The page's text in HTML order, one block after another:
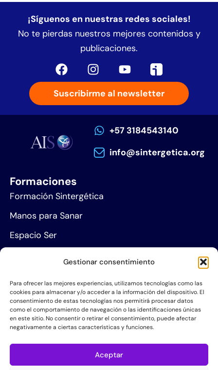
Gestionar consentimiento
Para ofrecer las mejores experiencias, utilizamos tecnologías como las
cookies para almacenar y/o acceder a la información del dispositivo. El
consentimiento de estas tecnologías nos permitirá procesar datos
como el comportamiento de navegación o las identificaciones únicas
en este sitio. No consentir o retirar el consentimiento, puede afectar
negativamente a ciertas características y funciones.
Aceptar
¡Síguenos en nuestras redes sociales!
No te pierdas nuestros mejores contenidos y
publicaciones.
Suscribirme al newsletter
+57 3184543140
info@sintergetica.org
Formaciones
Formación Sintergética
Manos para Sanar
Espacio Ser
Proyección social
Hazte socio
Grupos de Servicio